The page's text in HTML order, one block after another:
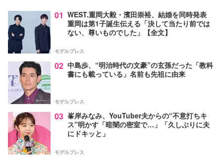
01 WEST.重岡大毅・濱田崇裕、結婚を同時発表
重岡は第1子誕生伝える「決して当たり前では
ない、尊いものでした」【全文】
モデルプレス
02 中島歩、“明治時代の文豪”の玄孫だった「教科
書にも載っている」名前も先祖に由来
モデルプレス
03 峯岸みなみ、YouTuber夫からの“不意打ちキ
ス”明かす「暗闇の密室で…」「久しぶりに夫
にドキッと」
モデルプレス